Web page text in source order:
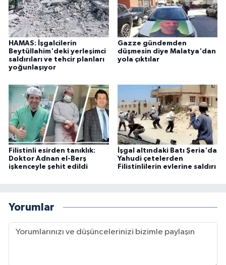
HAMAS: İşgalcilerin
Beytüllahim'deki yerleşimci
saldırıları ve tehcir planları
yoğunlaşıyor
Gazze gündemden
düşmesin diye Malatya'dan
yola çıktılar
Filistinli esirden tanıklık:
Doktor Adnan el-Berş
işkenceyle şehit edildi
İşgal altındaki Batı Şeria'da
Yahudi çetelerden
Filistinlilerin evlerine saldırı
Yorumlar